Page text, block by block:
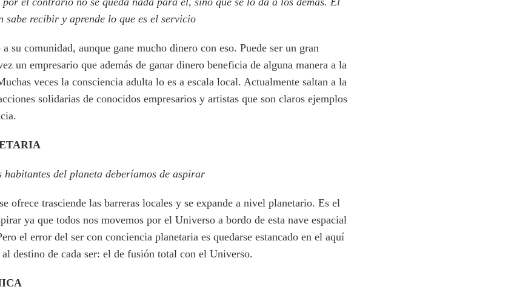
sabe recibir y aprende lo que es el servicio
su comunidad, aunque gane mucho dinero con eso. Puede ser un gran
un empresario que además de ganar dinero beneficia de alguna manera a la
veces la consciencia adulta lo es a escala local. Actualmente saltan a la
solidarias de conocidos empresarios y artistas que son claros ejemplos
del planeta deberíamos de aspirar
ofrece trasciende las barreras locales y se expande a nivel planetario. Es el
ya que todos nos movemos por el Universo a bordo de esta nave espacial
el error del ser con conciencia planetaria es quedarse estancado en el aquí
destino de cada ser: el de fusión total con el Universo.